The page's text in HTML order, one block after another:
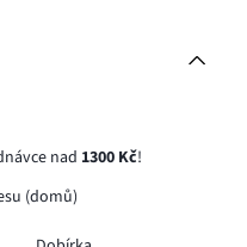
nad 1300 Kč!
(domů)